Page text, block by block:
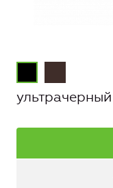
ультрачерный